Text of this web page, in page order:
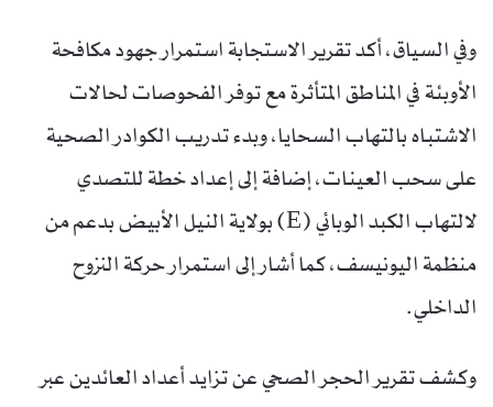
وفي السياق، أكد تقرير الاستجابة استمرار جهود مكافحة
الأوبئة في المناطق المتأثرة مع توفر الفحوصات لحالات
الاشتباه بالتهاب السحايا، وبدء تدريب الكوادر الصحية
على سحب العينات، إضافة إلى إعداد خطة للتصدي
لالتهاب الكبد الوبائي (E) بولاية النيل الأبيض بدعم من
منظمة اليونيسف، كما أشار إلى استمرار حركة النزوح
الداخلي.
وكشف تقرير الحجر الصحي عن تزايد أعداد العائدين عبر